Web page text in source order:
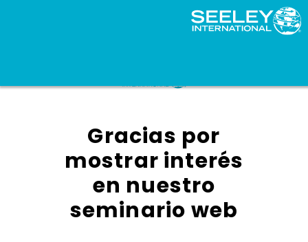
Gracias por
mostrar interés
en nuestro
seminario web